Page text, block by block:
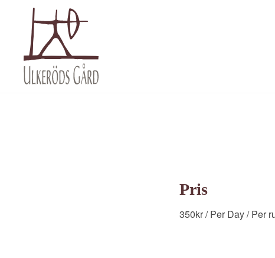
Pris
350kr/ Per Day/ Per